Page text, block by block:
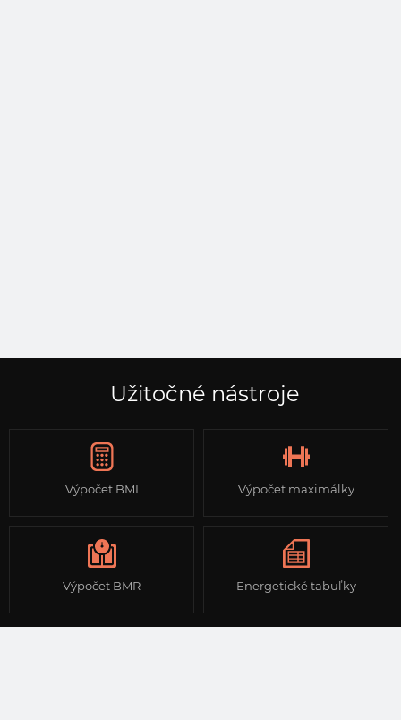
Užitočné nástroje
Výpočet BMI Výpočet maximálky
Výpočet BMR Energetické tabuľky